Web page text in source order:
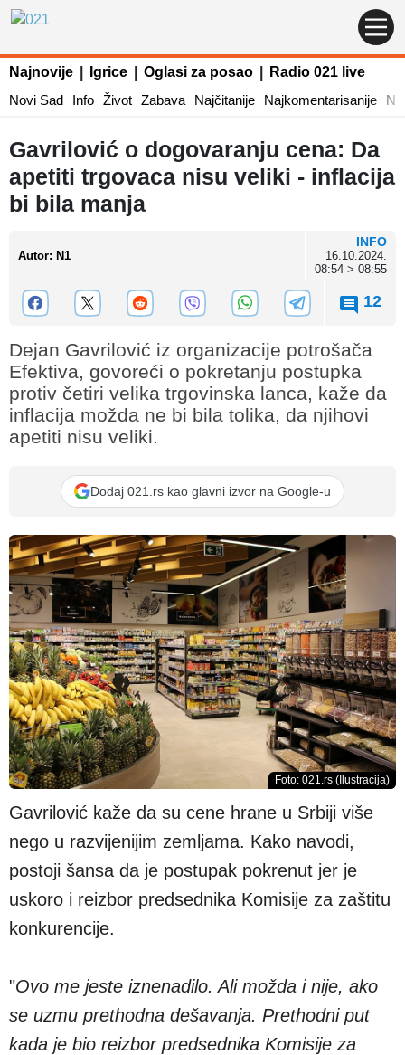
Najnovije Igrice Oglasi za posao
Radio 021 live
Novi Sad
Info Život Zabava Najčitanije Najkomentarisanije
Gavrilović o dogovaranju cena: Da
apetiti trgovaca nisu veliki - inflacija
bi bila manja
Autor: N1
INFO
16.10.2024.
08:54 > 08:55
12
Dejan Gavrilović iz organizacije potrošača
Efektiva, govoreći o pokretanju postupka
protiv četiri velika trgovinska lanca, kaže da
inflacija možda ne bi bila tolika, da njihovi
apetiti nisu veliki.
Dodaj 021.rs kao glavni izvor na Google-u
Foto: 021.rs (Ilustracija)
Gavrilović kaže da su cene hrane u Srbiji više
nego u razvijenijim zemljama. Kako navodi,
postoji šansa da je postupak pokrenut jer je
uskoro i reizbor predsednika Komisije za zaštitu
konkurencije.
"Ovo me jeste iznenadilo. Ali možda i nije, ako
se uzmu prethodna dešavanja. Prethodni put
kada je bio reizbor predsednika Komisije za